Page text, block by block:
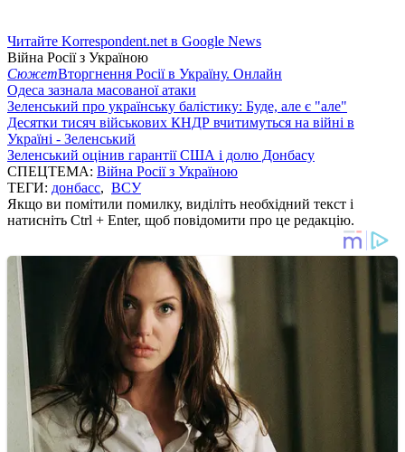
Читайте Korrespondent.net в Google News
Війна Росії з Україною
СюжетВторгнення Росії в Україну. Онлайн
Одеса зазнала масованої атаки
Зеленський про українську балістику: Буде, але є "але"
Десятки тисяч військових КНДР вчитимуться на війні в
Україні - Зеленський
Зеленський оцінив гарантії США і долю Донбасу
СПЕЦТЕМА: Війна Росії з Україною
ТЕГИ: донбасс, ВСУ
Якщо ви помітили помилку, виділіть необхідний текст і
натисніть Ctrl + Enter, щоб повідомити про це редакцію.